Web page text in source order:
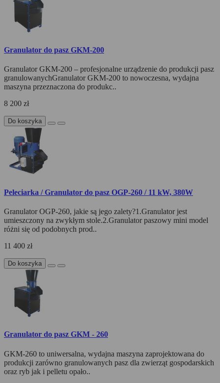
Granulator do pasz GKM-200
Granulator GKM-200 – profesjonalne urządzenie do produkcji pasz
granulowanychGranulator GKM-200 to nowoczesna, wydajna
maszyna przeznaczona do produkc..
8 200 zł
Do koszyka
Peleciarka / Granulator do pasz OGP-260 / 11 kW, 380W
Granulator OGP-260, jakie są jego zalety?1.Granulator jest
umieszczony na zwykłym stole.2.Granulator paszowy mini model
różni się od podobnych prod..
11 400 zł
Do koszyka
Granulator do pasz GKM - 260
GKM-260 to uniwersalna, wydajna maszyna zaprojektowana do
produkcji zarówno granulowanych pasz dla zwierząt gospodarskich
oraz ryb jak i pelletu opało..